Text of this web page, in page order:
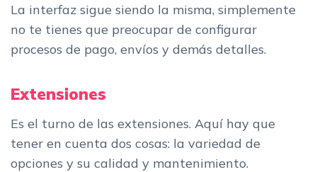
La interfaz sigue siendo la misma, simplemente
no te tienes que preocupar de configurar
procesos de pago, envíos y demás detalles.
Extensiones
Es el turno de las extensiones. Aquí hay que
tener en cuenta dos cosas: la variedad de
opciones y su calidad y mantenimiento.